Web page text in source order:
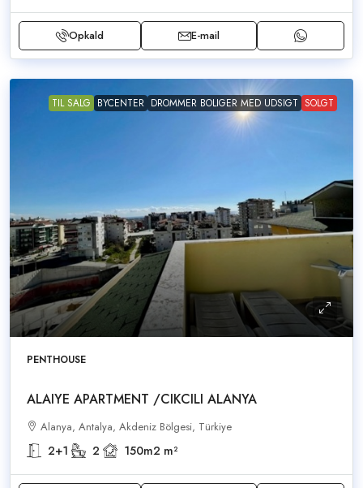
Opkald E-mail
TIL SALG BYCENTER DROMMER BOLIGER MED UDSIGT SOLGT
PENTHOUSE
ALAIYE APARTMENT /CIKCILI ALANYA
Alanya, Antalya, Akdeniz Bölgesi, Türkiye
2+1 2 150m2 m²